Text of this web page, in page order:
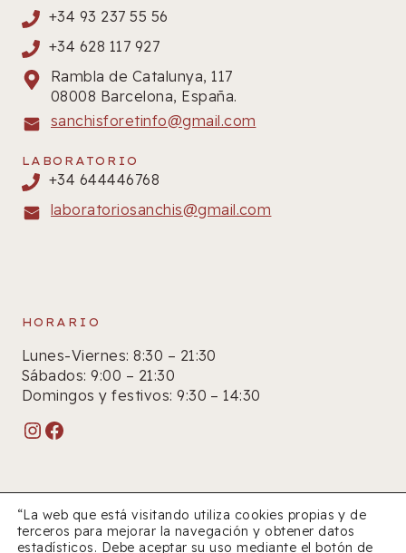
+34 93 237 55 56
+34 628 117 927
Rambla de Catalunya, 117
08008 Barcelona, España.
sanchisforetinfo@gmail.com
LABORATORIO
+34 644446768
laboratoriosanchis@gmail.com
HORARIO
Lunes-Viernes: 8:30 – 21:30
Sábados: 9:00 – 21:30
Domingos y festivos: 9:30 – 14:30
Instagram
Facebook
© 2026 Farmacia Sanchís
“La web que está visitando utiliza cookies propias y de
terceros para mejorar la navegación y obtener datos
estadísticos. Debe aceptar su uso mediante el botón de